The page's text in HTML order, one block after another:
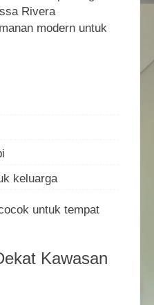
Rivera
modern untuk
keluarga
untuk tempat
Kawasan